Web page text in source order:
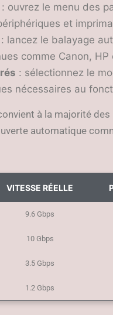
: ouvrez le menu des
et
: lancez le balayage
comme Canon, HP
: sélectionnez le
nécessaires au
à la majorité
automatique
VITESSE RÉELLE
9.6 Gbps
10 Gbps
3.5 Gbps
1.2 Gbps